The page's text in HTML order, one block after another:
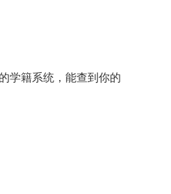
学籍系统，能查到你的